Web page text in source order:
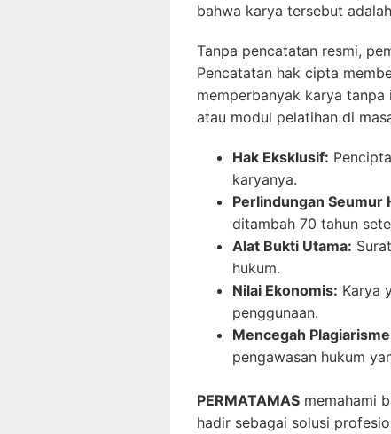
bahwa karya tersebut
Tanpa pencatatan resmi,
Pencatatan hak cipta
memperbanyak karya
atau modul pelatihan di
Hak Eksklusif:
karyanya.
Perlindungan Seumur
ditambah 70 tahun
Alat Bukti Utama:
hukum.
Nilai Ekonomis: Karya
penggunaan.
Mencegah
pengawasan hukum
PERMATAMAS memahami
hadir sebagai solusi